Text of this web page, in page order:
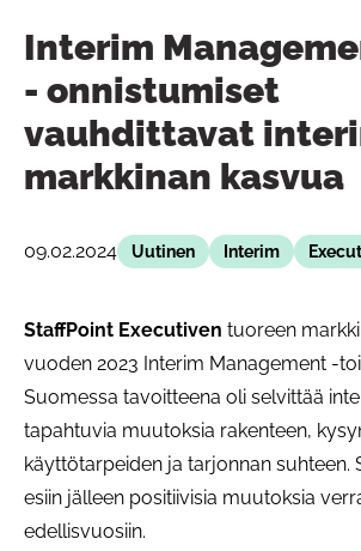
Interim
- onnistumiset
vauhdittavat
markkinan kasvua
09.02.2024 Uutinen Interim
StaffPoint Executiven tuoreen
vuoden 2023 Interim Management -
Suomessa tavoitteena oli selvittää
tapahtuvia muutoksia rakenteen,
käyttötarpeiden ja tarjonnan suhteen.
esiin jälleen positiivisia muutoksia
edellisvuosiin.